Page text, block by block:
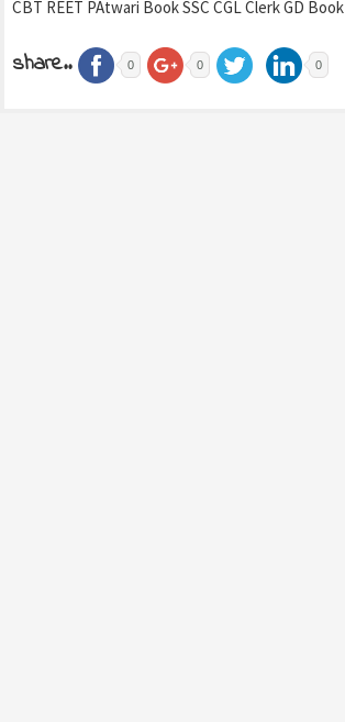
CBT REET PAtwari Book SSC CGL Clerk GD Book
share.. 0 0 0